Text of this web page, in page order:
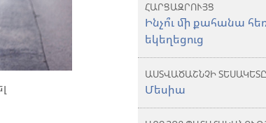
ՀԱՐՑԱԶՐՈՒՅՑ
Ինչո՞ւ մի քահանա
եկեղեցուց
ԱՍՏՎԱԾԱՇՆՉԻ ՏԵՍԱԿԵՏԸ
Մեսիա